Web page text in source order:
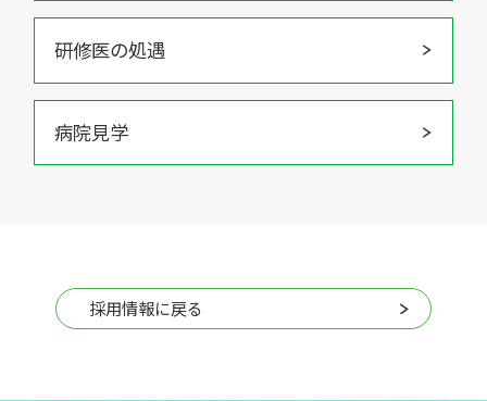
研修医の処遇
病院見学
採用情報に戻る